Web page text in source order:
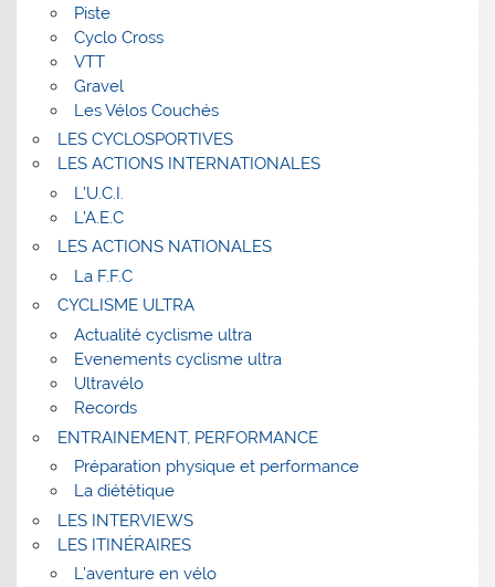
Piste
Cyclo Cross
VTT
Gravel
Les Vélos Couchés
LES CYCLOSPORTIVES
LES ACTIONS INTERNATIONALES
L’U.C.I.
L’A.E.C
LES ACTIONS NATIONALES
La F.F.C
CYCLISME ULTRA
Actualité cyclisme ultra
Evenements cyclisme ultra
Ultravélo
Records
ENTRAINEMENT, PERFORMANCE
Préparation physique et performance
La diététique
LES INTERVIEWS
LES ITINÉRAIRES
L’aventure en vélo